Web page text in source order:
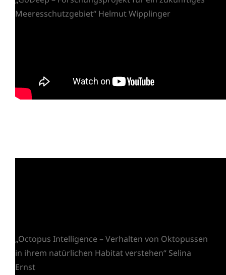
Meeresschutzgebiet“ Helmut Wipplinger
„Octopus Intelligence – Verhalten von Oktopussen
in ihrem natürlichen Habitat verstehen“ Selina
Ernst